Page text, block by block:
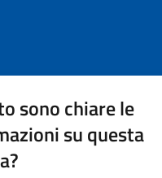
sono chiare le
su questa